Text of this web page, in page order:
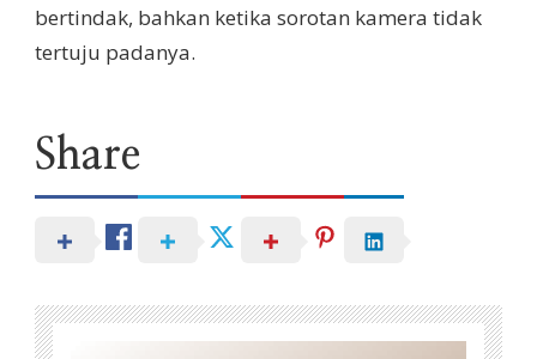
bertindak, bahkan ketika sorotan kamera tidak
tertuju padanya.
Share